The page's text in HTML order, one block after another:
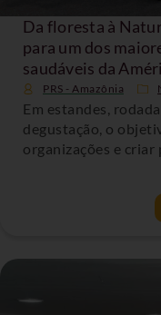
Da floresta à
para um dos
saudáveis da
PRS - Amazônia
Em estandes,
degustação, o
organizações e